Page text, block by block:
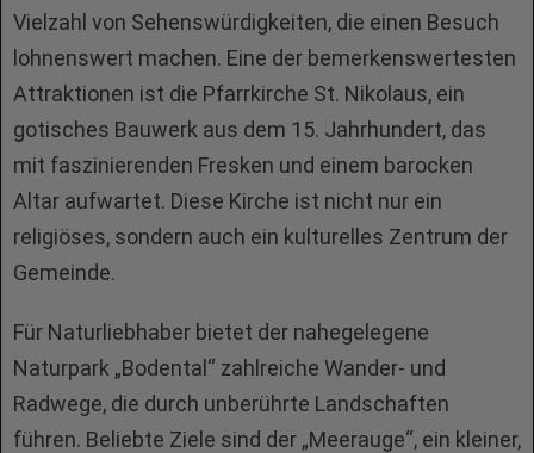
Vielzahl von Sehenswürdigkeiten, die einen Besuch
lohnenswert machen. Eine der bemerkenswertesten
Attraktionen ist die Pfarrkirche St. Nikolaus, ein
gotisches Bauwerk aus dem 15. Jahrhundert, das
mit faszinierenden Fresken und einem barocken
Altar aufwartet. Diese Kirche ist nicht nur ein
religiöses, sondern auch ein kulturelles Zentrum der
Gemeinde.
Für Naturliebhaber bietet der nahegelegene
Naturpark „Bodental“ zahlreiche Wander- und
Radwege, die durch unberührte Landschaften
führen. Beliebte Ziele sind der „Meerauge“, ein kleiner,